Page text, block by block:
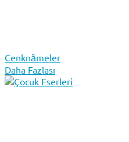
Cenknâmeler
Daha Fazlası